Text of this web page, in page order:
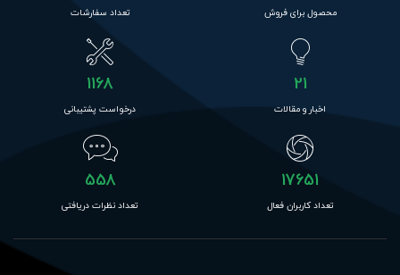
محصول برای فروش تعداد سفارشات
21
اخبار و مقالات
1168
درخواست پشتیبانی
17651
تعداد کاربران فعال
558
تعداد نظرات دریافتی